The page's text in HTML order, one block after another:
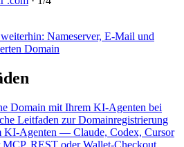
Nameserver, E-Mail und
Domain
Domain mit Ihrem KI-Agenten bei
Leitfaden zur Domainregistrierung
KI-Agenten — Claude, Codex, Cursor
REST oder Wallet-Checkout.